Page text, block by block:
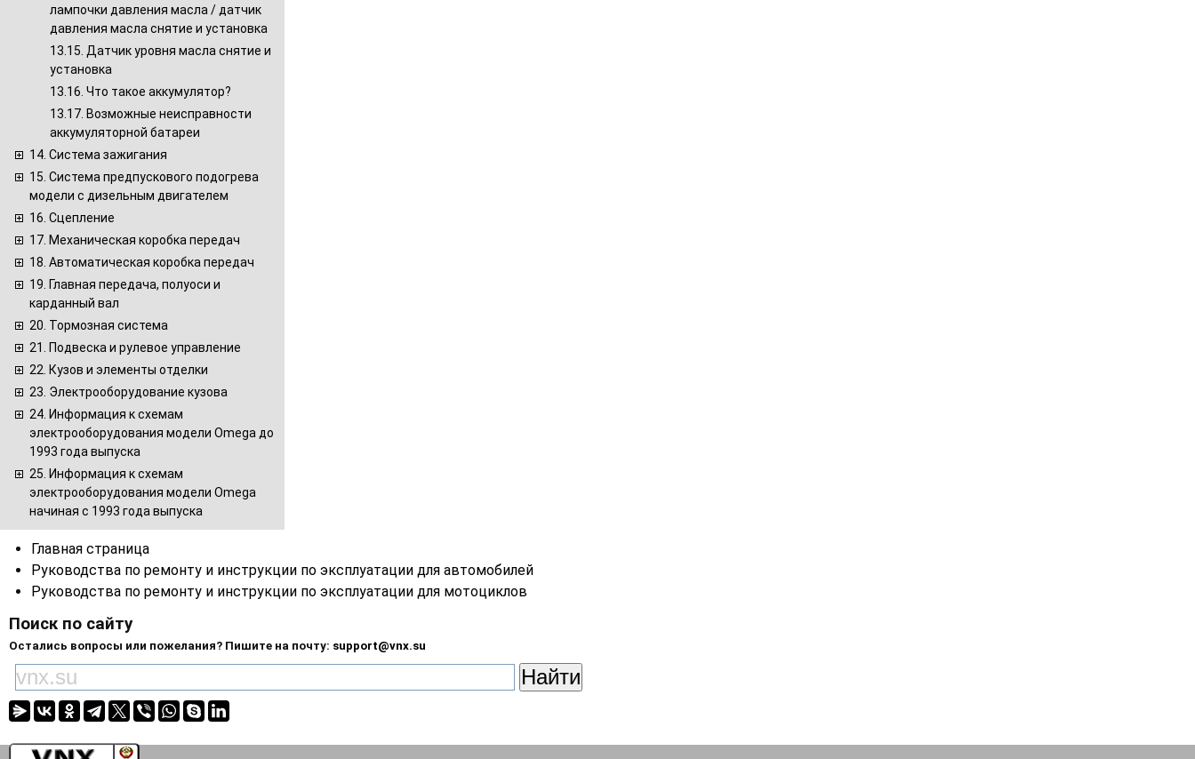
лампочки давления масла / датчик
давления масла снятие и установка
13.15. Датчик уровня масла снятие и
установка
13.16. Что такое аккумулятор?
13.17. Возможные неисправности
аккумуляторной батареи
14. Система зажигания
15. Система предпускового подогрева
модели с дизельным двигателем
16. Сцепление
17. Механическая коробка передач
18. Автоматическая коробка передач
19. Главная передача, полуоси и
карданный вал
20. Тормозная система
21. Подвеска и рулевое управление
22. Кузов и элементы отделки
23. Электрооборудование кузова
24. Информация к схемам
электрооборудования модели Omega до
1993 года выпуска
25. Информация к схемам
электрооборудования модели Omega
начиная с 1993 года выпуска
Главная страница
Руководства по ремонту и инструкции по эксплуатации для автомобилей
Руководства по ремонту и инструкции по эксплуатации для мотоциклов
Поиск по сайту
Остались вопросы или пожелания? Пишите на почту: support@vnx.su